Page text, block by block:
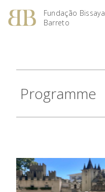
Fundação Bissaya
Barreto
Programme